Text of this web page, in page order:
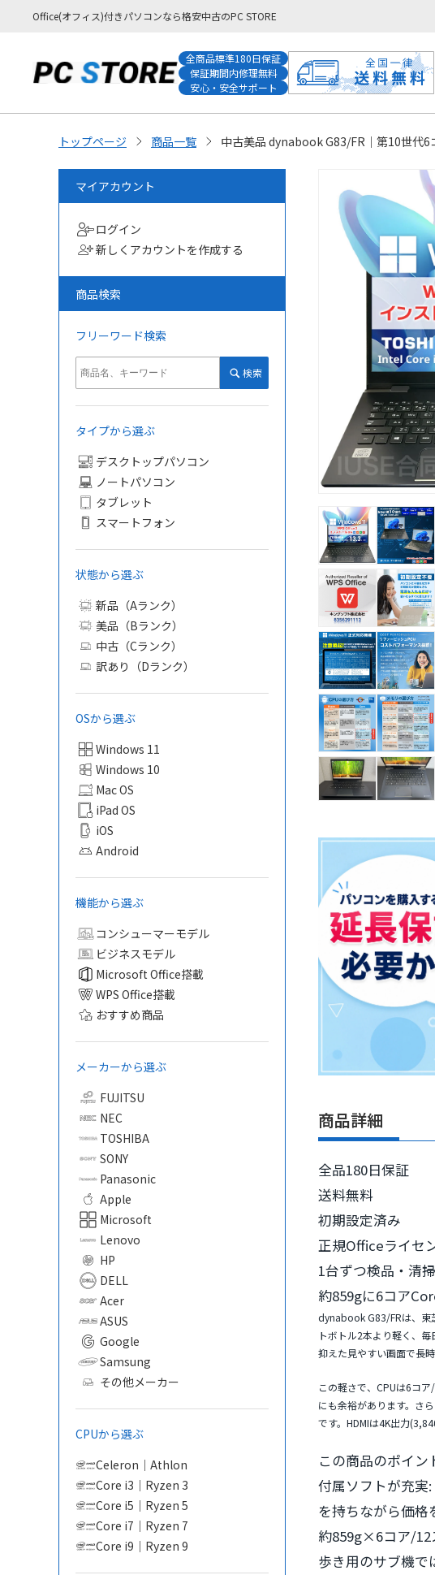
Office(オフィス)付きパソコンなら格安中古のPC STORE
全商品標準180日保証
保証期間内修理無料
安心・安全サポート
トップページ 商品一覧 中古美品 dynabook G83/FR｜第10世代
マイアカウント
ログイン
新しくアカウントを作成する
商品検索
フリーワード検索
検索
タイプから選ぶ
デスクトップパソコン
ノートパソコン
タブレット
スマートフォン
状態から選ぶ
新品（Aランク）
美品（Bランク）
中古（Cランク）
訳あり（Dランク）
OSから選ぶ
Windows 11
Windows 10
Mac OS
iPad OS
iOS
Android
機能から選ぶ
コンシューマーモデル
ビジネスモデル
Microsoft Office搭載
WPS Office搭載
おすすめ商品
メーカーから選ぶ
FUJITSU
NEC
TOSHIBA
SONY
Panasonic
Apple
Microsoft
Lenovo
HP
DELL
Acer
ASUS
Google
Samsung
その他メーカー
CPUから選ぶ
Celeron｜Athlon
Core i3｜Ryzen 3
Core i5｜Ryzen 5
Core i7｜Ryzen 7
Core i9｜Ryzen 9
商品詳細
全品180日保証
送料無料
初期設定済み
正規Officeライセ
1台ずつ検品・清
約859gに6コア
dynabook G83/FRは、東
トボトル2本より軽く、
抑えた見やすい画面で長
この軽さで、CPUは6コア
にも余裕があります。さ
です。HDMIは4K出力
この商品のポイン
付属ソフトが充実:
を持ちながら価格
約859g×6コア/12
歩き用のサブ機で